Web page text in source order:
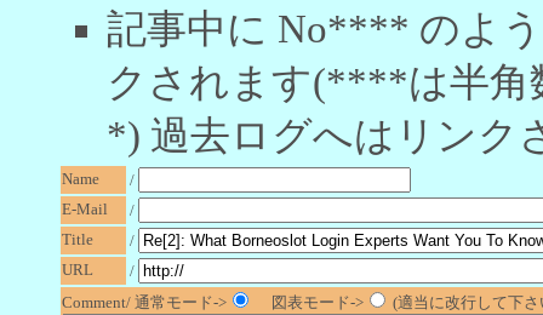
記事中に No**** のよ
クされます(****は半角
*) 過去ログへはリンク
Name
/
E-Mail
/
Title
/
URL
/
Comment/ 通常モード->
図表モード-> (適当に改行して下